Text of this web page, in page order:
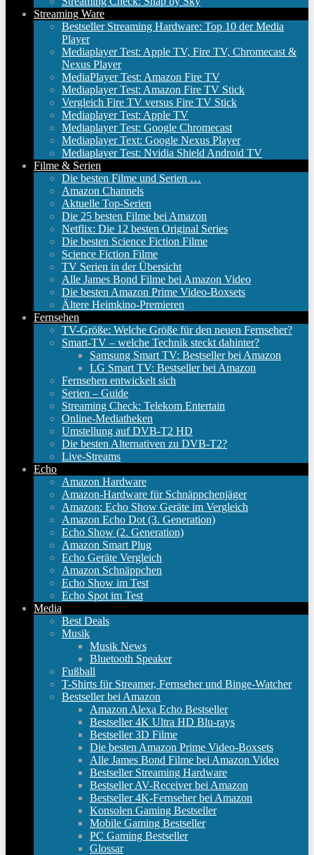
Streaming Ware
Bestseller Streaming Hardware: Top 10 der Media
Player
Mediaplayer Test: Apple TV, Fire TV, Chromecast &
Nexus Player
MediaPlayer Test: Amazon Fire TV
Mediaplayer Test: Amazon Fire TV Stick
Vergleich Fire TV versus Fire TV Stick
Mediaplayer Test: Apple TV
Mediaplayer Test: Google Chromecast
Mediaplayer Text: Google Nexus Player
Mediaplayer Test: Nvidia Shield Android TV
Filme & Serien
Die besten Filme und Serien …
Amazon Channels
Aktuelle Top-Serien
Die 25 besten Filme bei Amazon
Netflix: Die 12 besten Original Series
Die besten Science Fiction Filme
Science Fiction Filme
TV Serien in der Übersicht
Alle James Bond Filme bei Amazon Video
Die besten Amazon Prime Video-Boxsets
Ältere Heimkino-Premieren
Fernsehen
TV-Größe: Welche Größe für den neuen Fernseher?
Smart-TV – welche Technik steckt dahinter?
Samsung Smart TV: Bestseller bei Amazon
LG Smart TV: Bestseller bei Amazon
Fernsehen entwickelt sich
Serien – Guide
Streaming Check: Telekom Entertain
Online-Mediatheken
Umstellung auf DVB-T2 HD
Die besten Alternativen zu DVB-T2?
Live-Streams
Echo
Amazon Hardware
Amazon-Hardware für Schnäppchenjäger
Amazon: Echo Show Geräte im Vergleich
Amazon Echo Dot (3. Generation)
Echo Show (2. Generation)
Amazon Smart Plug
Echo Geräte Vergleich
Amazon Schnäppchen
Echo Show im Test
Echo Spot im Test
Media
Best Deals
Musik
Musik News
Bluetooth Speaker
Fußball
T-Shirts für Streamer, Fernseher und Binge-Watcher
Bestseller bei Amazon
Amazon Alexa Echo Bestseller
Bestseller 4K Ultra HD Blu-rays
Bestseller 3D Filme
Die besten Amazon Prime Video-Boxsets
Alle James Bond Filme bei Amazon Video
Bestseller Streaming Hardware
Bestseller AV-Receiver bei Amazon
Bestseller 4K-Fernseher bei Amazon
Konsolen Gaming Bestseller
Mobile Gaming Bestseller
PC Gaming Bestseller
Glossar